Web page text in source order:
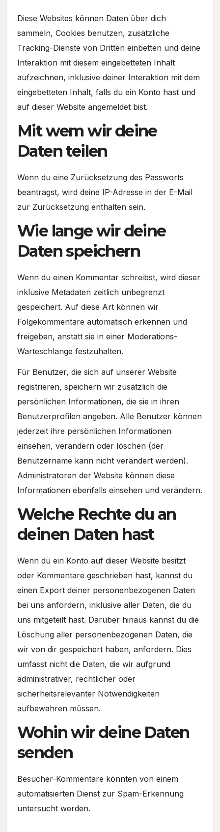
Diese Websites können Daten über dich
sammeln, Cookies benutzen, zusätzliche
Tracking-Dienste von Dritten einbetten und deine
Interaktion mit diesem eingebetteten Inhalt
aufzeichnen, inklusive deiner Interaktion mit dem
eingebetteten Inhalt, falls du ein Konto hast und
auf dieser Website angemeldet bist.
Mit wem wir deine
Daten teilen
Wenn du eine Zurücksetzung des Passworts
beantragst, wird deine IP-Adresse in der E-Mail
zur Zurücksetzung enthalten sein.
Wie lange wir deine
Daten speichern
Wenn du einen Kommentar schreibst, wird dieser
inklusive Metadaten zeitlich unbegrenzt
gespeichert. Auf diese Art können wir
Folgekommentare automatisch erkennen und
freigeben, anstatt sie in einer Moderations-
Warteschlange festzuhalten.
Für Benutzer, die sich auf unserer Website
registrieren, speichern wir zusätzlich die
persönlichen Informationen, die sie in ihren
Benutzerprofilen angeben. Alle Benutzer können
jederzeit ihre persönlichen Informationen
einsehen, verändern oder löschen (der
Benutzername kann nicht verändert werden).
Administratoren der Website können diese
Informationen ebenfalls einsehen und verändern.
Welche Rechte du an
deinen Daten hast
Wenn du ein Konto auf dieser Website besitzt
oder Kommentare geschrieben hast, kannst du
einen Export deiner personenbezogenen Daten
bei uns anfordern, inklusive aller Daten, die du
uns mitgeteilt hast. Darüber hinaus kannst du die
Löschung aller personenbezogenen Daten, die
wir von dir gespeichert haben, anfordern. Dies
umfasst nicht die Daten, die wir aufgrund
administrativer, rechtlicher oder
sicherheitsrelevanter Notwendigkeiten
aufbewahren müssen.
Wohin wir deine Daten
senden
Besucher-Kommentare könnten von einem
automatisierten Dienst zur Spam-Erkennung
untersucht werden.